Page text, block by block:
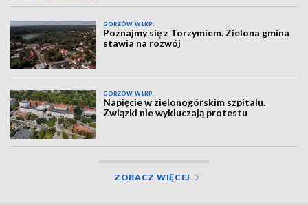
GORZÓW WLKP.
Poznajmy się z Torzymiem. Zielona gmina
stawia na rozwój
GORZÓW WLKP.
Napięcie w zielonogórskim szpitalu.
Związki nie wykluczają protestu
ZOBACZ WIĘCEJ